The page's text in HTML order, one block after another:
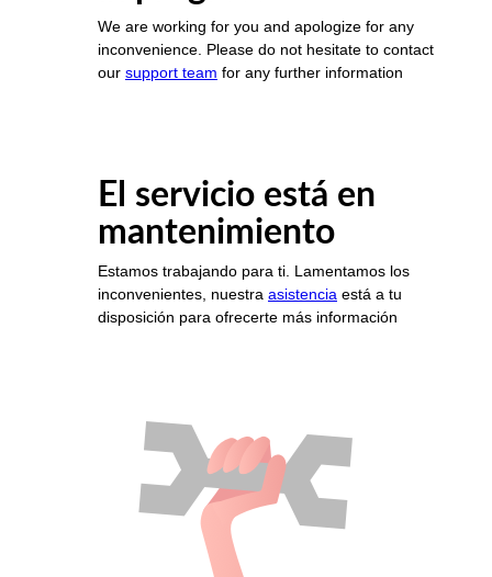
We are working for you and apologize for any
inconvenience. Please do not hesitate to contact
our support team for any further information
El servicio está en
mantenimiento
Estamos trabajando para ti. Lamentamos los
inconvenientes, nuestra asistencia está a tu
disposición para ofrecerte más información